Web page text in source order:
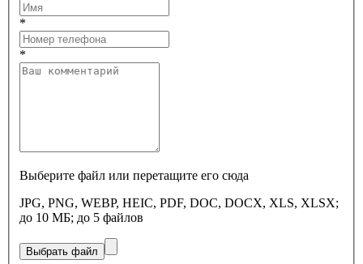
*
*
Выберите файл или перетащите его сюда
JPG, PNG, WEBP, HEIC, PDF, DOC, DOCX, XLS, XLSX;
до 10 МБ; до 5 файлов
Выбрать файл